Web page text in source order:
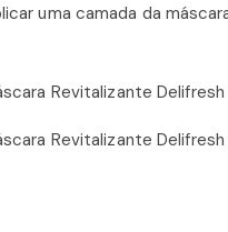
uma camada da